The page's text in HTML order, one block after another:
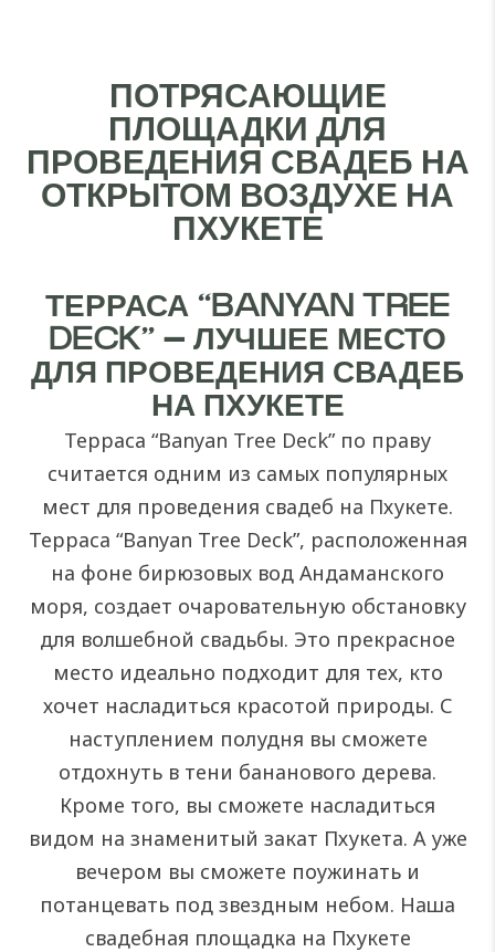
ПОТРЯСАЮЩИЕ
ПЛОЩАДКИ ДЛЯ
ПРОВЕДЕНИЯ СВАДЕБ НА
ОТКРЫТОМ ВОЗДУХЕ НА
ПХУКЕТЕ
ТЕРРАСА “BANYAN TREE
DECK” – ЛУЧШЕЕ МЕСТО
ДЛЯ ПРОВЕДЕНИЯ СВАДЕБ
НА ПХУКЕТЕ
Терраса “Banyan Tree Deck” по праву
считается одним из самых популярных
мест для проведения свадеб на Пхукете.
Терраса “Banyan Tree Deck”, расположенная
на фоне бирюзовых вод Андаманского
моря, создает очаровательную обстановку
для волшебной свадьбы. Это прекрасное
место идеально подходит для тех, кто
хочет насладиться красотой природы. С
наступлением полудня вы сможете
отдохнуть в тени бананового дерева.
Кроме того, вы сможете насладиться
видом на знаменитый закат Пхукета. А уже
вечером вы сможете поужинать и
потанцевать под звездным небом. Наша
свадебная площадка на Пхукете